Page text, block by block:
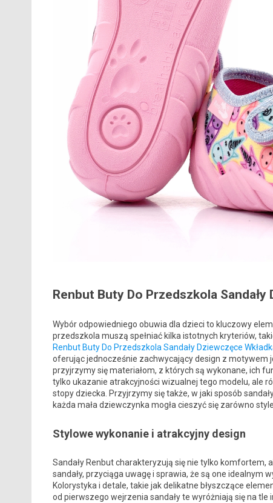
Renbut Buty Do Przedszkola
Wybór odpowiedniego obuwia dla dzieci to kluczowy
przedszkola muszą spełniać kilka istotnych kryteriów,
Renbut Buty Do Przedszkola Sandały Dziewczęce
oferując jednocześnie zachwycający design z motywem
przyjrzymy się materiałom, z których są wykonane, ich
tylko ukazanie atrakcyjności wizualnej tego modelu, ale
stopy dziecka. Przyjrzymy się także, w jaki sposób
każda mała dziewczynka mogła cieszyć się zarówno
Stylowe wykonanie i atrakcyjny design
Sandały Renbut charakteryzują się nie tylko
sandały, przyciąga uwagę i sprawia, że są one idealnym
Kolorystyka i detale, takie jak delikatne błyszczące
od pierwszego wejrzenia sandały te wyróżniają się na